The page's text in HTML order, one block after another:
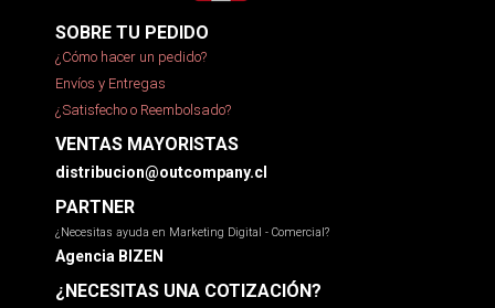
SOBRE TU PEDIDO
¿Cómo hacer un pedido?
Envíos y Entregas
¿Satisfecho o Reembolsado?
VENTAS MAYORISTAS
distribucion@outcompany.cl
PARTNER
¿Necesitas ayuda en Marketing Digital - Comercial?
Agencia BIZEN
¿NECESITAS UNA COTIZACIÓN?